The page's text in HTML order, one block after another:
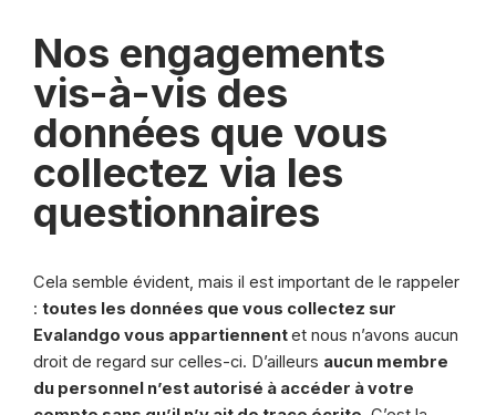
Nos engagements
vis-à-vis des
données que vous
collectez via les
questionnaires
Cela semble évident, mais il est important de le rappeler
: toutes les données que vous collectez sur
Evalandgo vous appartiennentet nous n’avons aucun
droit de regard sur celles-ci. D’ailleurs aucun membre
du personnel n’est autorisé à accéder à votre